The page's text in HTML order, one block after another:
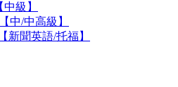
級】
中/中高級】
新聞英語/托福】